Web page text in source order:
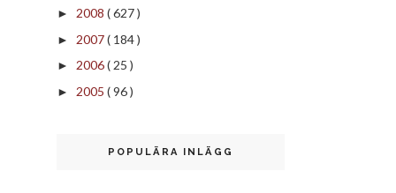
► 2008 ( 627 )
► 2007( 184 )
► 2006( 25 )
► 2005 ( 96 )
POPULÄRA INLÄGG